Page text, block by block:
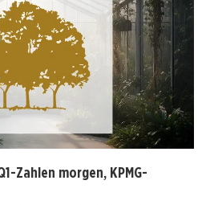
Zahlen morgen, KPMG-